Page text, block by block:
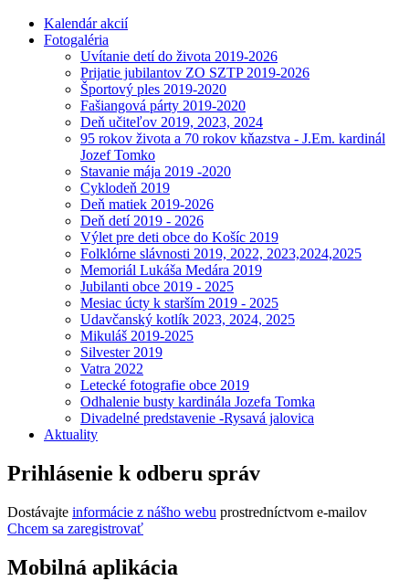
Kalendár akcií
Fotogaléria
Uvítanie detí do života 2019-2026
Prijatie jubilantov ZO SZTP 2019-2026
Športový ples 2019-2020
Fašiangová párty 2019-2020
Deň učiteľov 2019, 2023, 2024
95 rokov života a 70 rokov kňazstva - J.Em. kardinál
Jozef Tomko
Stavanie mája 2019 -2020
Cyklodeň 2019
Deň matiek 2019-2026
Deň detí 2019 - 2026
Výlet pre deti obce do Košíc 2019
Folklórne slávnosti 2019, 2022, 2023,2024,2025
Memoriál Lukáša Medára 2019
Jubilanti obce 2019 - 2025
Mesiac úcty k starším 2019 - 2025
Udavčanský kotlík 2023, 2024, 2025
Mikuláš 2019-2025
Silvester 2019
Vatra 2022
Letecké fotografie obce 2019
Odhalenie busty kardinála Jozefa Tomka
Divadelné predstavenie -Rysavá jalovica
Aktuality
Prihlásenie k odberu správ
Dostávajte informácie z nášho webu prostredníctvom e-mailov
Chcem sa zaregistrovať
Mobilná aplikácia